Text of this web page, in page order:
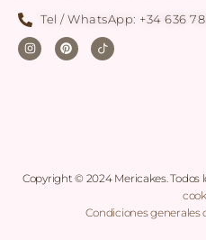
Tel / WhatsApp: +34 636 78
Copyright © 2024 Mericakes. Todos
|Condiciones generales